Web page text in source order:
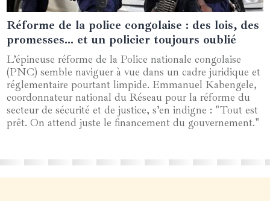
16 décembre 2024
Réforme de la police congolaise : des lois, des
promesses… et un policier toujours oublié
L’épineuse réforme de la Police nationale congolaise
(PNC) semble naviguer à vue dans un cadre juridique et
réglementaire pourtant limpide. Emmanuel Kabengele,
coordonnateur national du Réseau pour la réforme du
secteur de sécurité et de justice, s’en indigne : "Tout est
prêt. On attend juste le financement du gouvernement."